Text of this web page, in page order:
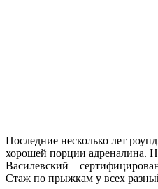
Последние несколько лет
хорошей порции адреналина.
Василевский –
Стаж по прыжкам у всех